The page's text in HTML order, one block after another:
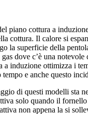
piano cottura a
cottura. Il calore si
la superficie della
dove c’è una notevole
a induzione ottimizza i
tempo e anche questo
di questi modelli sta
solo quando il
non appena la si